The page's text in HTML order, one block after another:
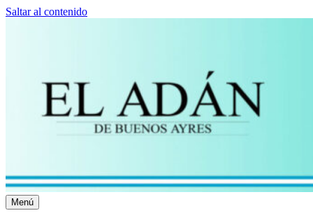
Saltar al contenido
El Adán Buenos Ayres
Noticias porteñas
Menú